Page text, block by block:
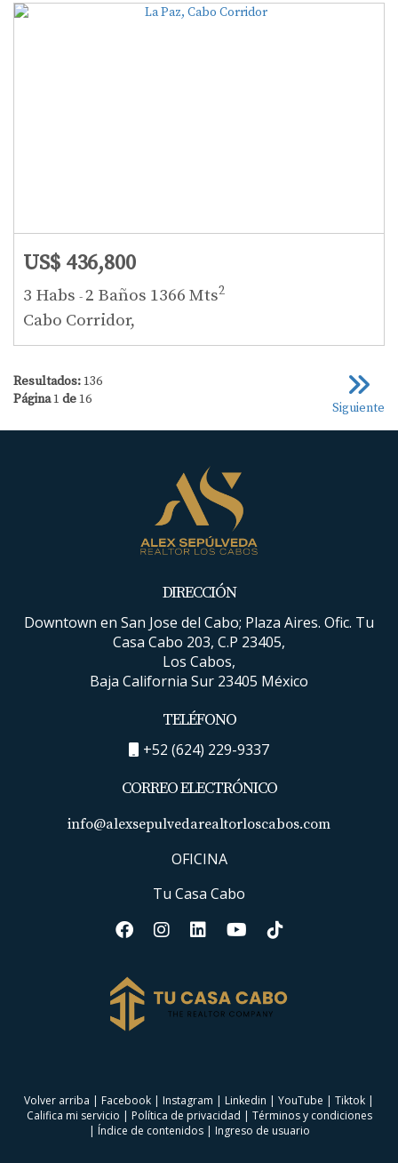
US$ 436,800
3 Habs -2 Baños 1366 Mts2
Cabo Corridor,
Siguiente
Resultados:136
Página1 de16
DIRECCIÓN
Downtown en San Jose del Cabo; Plaza Aires. Ofic. Tu
Casa Cabo 203, C.P 23405,
Los Cabos,
Baja California Sur 23405 México
TELÉFONO
+52 (624) 229-9337
CORREO ELECTRÓNICO
info@alexsepulvedarealtorloscabos.com
OFICINA
Tu Casa Cabo
Volver arriba | Facebook | Instagram | Linkedin | YouTube | Tiktok |
Califica mi servicio | Política de privacidad | Términos y condiciones
| Índice de contenidos| Ingreso de usuario